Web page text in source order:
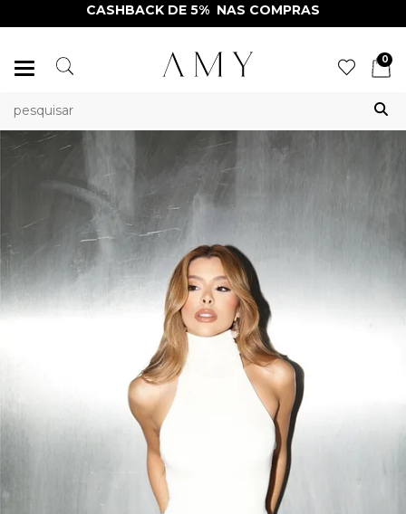
CASHBACK DE 5% NAS COMPRAS
Mudar
0